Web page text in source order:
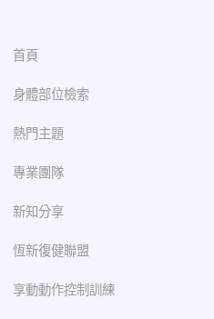
首頁
身體部位檢索
熱門主題
專業團隊
新知分享
恆新復健聯盟
享動動作控制訓練